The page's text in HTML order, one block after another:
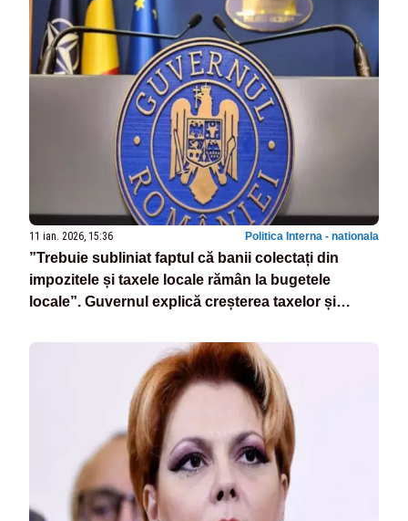
11 ian. 2026, 15:36 Politica Interna - nationala
”Trebuie subliniat faptul că banii colectați din
impozitele și taxele locale rămân la bugetele
locale”. Guvernul explică creșterea taxelor și